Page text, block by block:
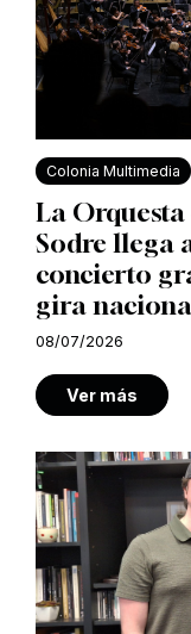
Colonia Multimedia
La
Sodre llega
concierto
gira
08/07/2026
Ver más